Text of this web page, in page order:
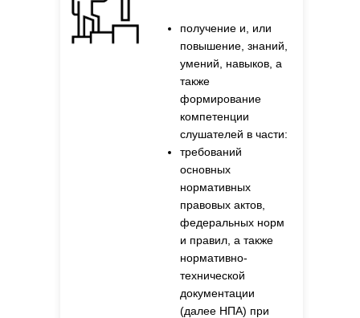
получение и, или
повышение, знаний,
умений, навыков, а
также
формирование
компетенции
слушателей в части:
требований
основных
нормативных
правовых актов,
федеральных норм
и правил, а также
нормативно-
технической
документации
(далее НПА) при